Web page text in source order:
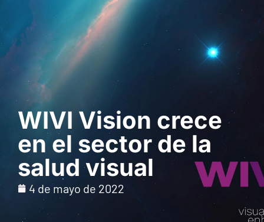
Solicita una demo
WIVI Vision crece
en el sector de la
salud visual
4 de mayo de 2022